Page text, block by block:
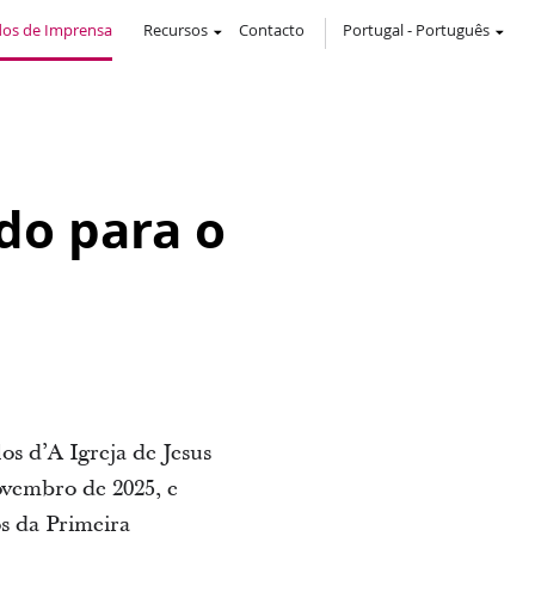
de Imprensa Recursos Contacto Portugal- Português
para o
d’A Igreja de Jesus
de 2025, e
da Primeira